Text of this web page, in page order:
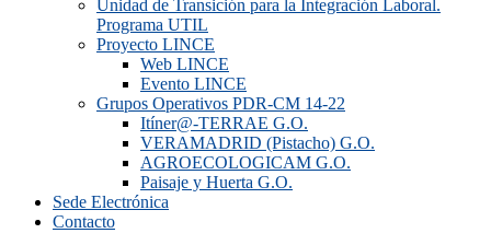
Unidad de Transición para la Integración Laboral.
Programa UTIL
Proyecto LINCE
Web LINCE
Evento LINCE
Grupos Operativos PDR-CM 14-22
Itíner@-TERRAE G.O.
VERAMADRID (Pistacho) G.O.
AGROECOLOGICAM G.O.
Paisaje y Huerta G.O.
Sede Electrónica
Contacto